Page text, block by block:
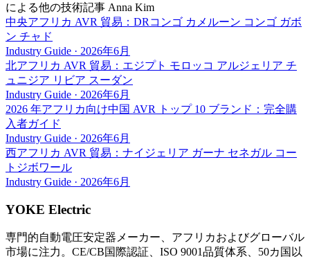
による他の技術記事 Anna Kim
中央アフリカ AVR 貿易：DRコンゴ カメルーン コンゴ ガボ
ン チャド
Industry Guide · 2026年6月
北アフリカ AVR 貿易：エジプト モロッコ アルジェリア チ
ュニジア リビア スーダン
Industry Guide · 2026年6月
2026 年アフリカ向け中国 AVR トップ 10 ブランド：完全購
入者ガイド
Industry Guide · 2026年6月
西アフリカ AVR 貿易：ナイジェリア ガーナ セネガル コー
トジボワール
Industry Guide · 2026年6月
YOKE Electric
専門的自動電圧安定器メーカー、アフリカおよびグローバル
市場に注力。CE/CB国際認証、ISO 9001品質体系、50カ国以